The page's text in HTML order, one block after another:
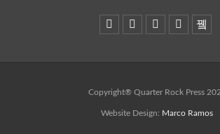
Copyright® Quarter Rock Press
Website Design: Marco Ramos